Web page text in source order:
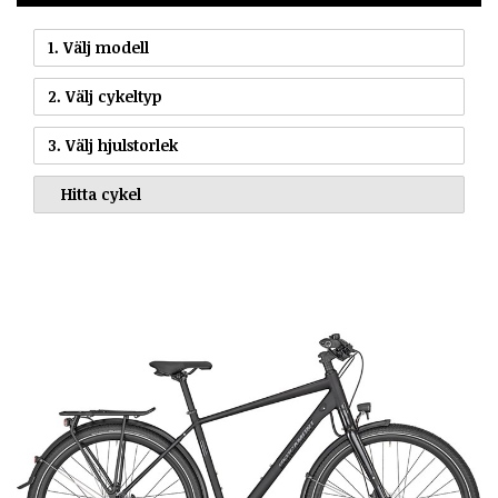
1. Välj modell
2. Välj cykeltyp
3. Välj hjulstorlek